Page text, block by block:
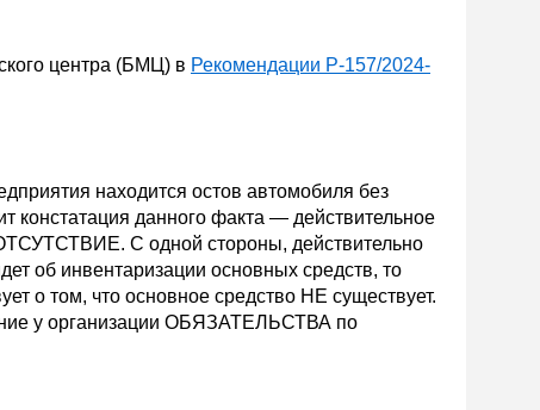
центра (БМЦ) в Рекомендации Р-157/2024-
находится остов автомобиля без
констатация данного факта — действительное
С одной стороны, действительно
об инвентаризации основных средств, то
о том, что основное средство НЕ существует.
у организации ОБЯЗАТЕЛЬСТВА по